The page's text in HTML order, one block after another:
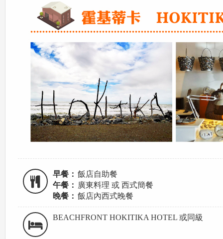
早餐： 飯店自助餐
午餐： 廣東料理 或 西式簡餐
晚餐： 飯店內西式晚餐
BEACHFRONT HOKITIKA HOTEL 或同級